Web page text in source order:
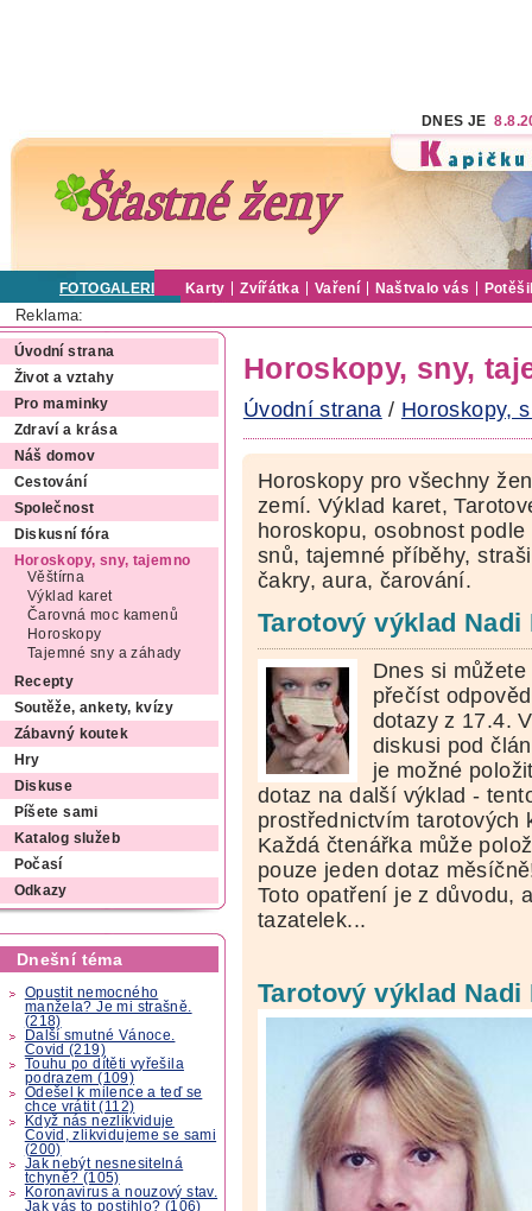
DNES JE
FOTOGALERIE Karty Zvířátka Vaření Naštvalo vás
Reklama:
Úvodní strana
Život a vztahy
Pro maminky
Zdraví a krása
Náš domov
Cestování
Společnost
Diskusní fóra
Horoskopy, sny, tajemno
Věštírna
Výklad karet
Čarovná moc kamenů
Horoskopy
Tajemné sny a záhady
Recepty
Soutěže, ankety, kvízy
Zábavný koutek
Hry
Diskuse
Píšete sami
Katalog služeb
Počasí
Odkazy
Dnešní téma
Opustit nemocného
manžela? Je mi strašně.
(218)
Další smutné Vánoce.
Covid (219)
Touhu po dítěti vyřešila
podrazem (109)
Odešel k milence a teď se
chce vrátit (112)
Když nás nezlikviduje
Covid, zlikvidujeme se sami
(200)
Jak nebýt nesnesitelná
tchyně? (105)
Koronavirus a nouzový stav.
Jak vás to postihlo? (106)
Horoskopy, sny,
Úvodní strana / Horoskopy,
Horoskopy pro všechny
zemí. Výklad karet,
horoskopu, osobnost
snů, tajemné příběhy,
čakry, aura, čarování.
Tarotový výklad Nadi
Dnes si můžete
přečíst
dotazy z 17.4. V
diskusi pod
je možné
dotaz na další výklad -
prostřednictvím tarotových
Každá čtenářka může
pouze jeden dotaz
Toto opatření je z důvodu,
tazatelek...
Tarotový výklad Nadi